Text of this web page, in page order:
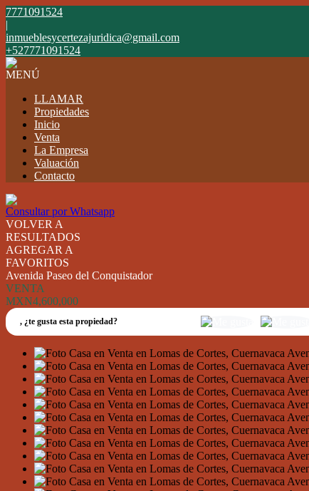
7771091524
|
inmueblesycertezajuridica@gmail.com
+527771091524
MENÚ
LLAMAR
Propiedades
Inicio
Venta
La Empresa
Valuación
Contacto
Consultar por Whatsapp
VOLVER A
RESULTADOS
AGREGAR A
FAVORITOS
Avenida Paseo del Conquistador
VENTA
MXN4,600,000
, ¿te gusta esta propiedad?